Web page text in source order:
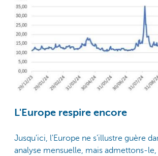
L'Europe respire encore
Jusqu'ici, l'Europe ne s’illustre guère
analyse mensuelle, mais admettons-le,